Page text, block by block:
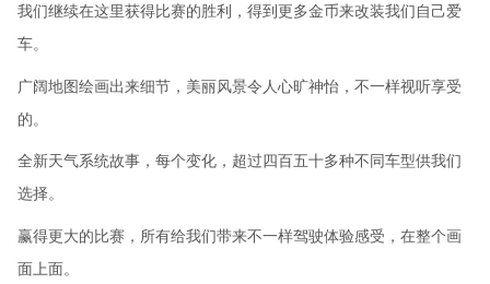
我们继续在这里获得比赛的胜利，得到更多金币来改装我们自己爱
车。
广阔地图绘画出来细节，美丽风景令人心旷神怡，不一样视听享受
的。
全新天气系统故事，每个变化，超过四百五十多种不同车型供我们
选择。
赢得更大的比赛，所有给我们带来不一样驾驶体验感受，在整个画
面上面。